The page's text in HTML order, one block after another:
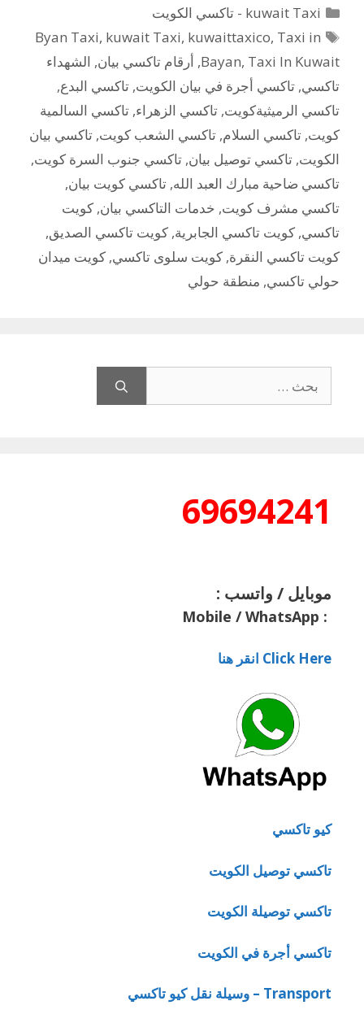
التصنيفات
kuwait Taxi - تاكسي الكويت
الوسوم
Byan Taxi, kuwait Taxi, kuwaittaxico, Taxi in
Bayan, Taxi In Kuwait
, أرقام تاكسي بيان, الشهداء
تاكسي, تاكسي أجرة في بيان الكويت, تاكسي البدع,
تاكسي الرميثيةكويت, تاكسي الزهراء, تاكسي السالمية
كويت, تاكسي السلام, تاكسي الشعب كويت, تاكسي بيان
الكويت, تاكسي توصيل بيان, تاكسي جنوب السرة كويت,
تاكسي ضاحية مبارك العبد الله, تاكسي كويت بيان,
تاكسي مشرف كويت, خدمات التاكسي بيان, كويت
تاكسي, كويت تاكسي الجابرية, كويت تاكسي الصديق,
كويت تاكسي النقرة, كويت سلوى تاكسي, كويت ميدان
حولي تاكسي, منطقة حولي
عن:
69694241
موبايل / واتسب :
:
Mobile / WhatsApp
Click Here انقر هنا
كيو تاكسي
تاكسي توصيل الكويت
تاكسي توصيلة الكويت
تاكسي أجرة في الكويت
Transport – وسيلة نقل كيو تاكسي